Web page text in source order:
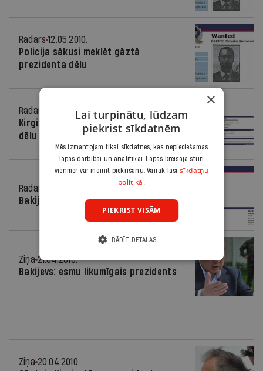
Radars 12.05.2010.
Policija sākusi meklēt gāztā
prezidenta dēlu
Radars
11.05.2010.
Kirgizstāna lūdz apcietināt Bakijeva
dēlu
Radars
Bakijeva dēls atkal ieradies Latvijā
Ziņa 21.04.2010.
Bakijevs: esmu likumīgais prezidents
Ziņa 20.04.2010.
×
Lai turpinātu, lūdzam
piekrist sīkdatnēm
Mēs izmantojam tikai sīkdatnes, kas nepieciešamas
lapas darbībai un analītikai. Lapas kreisajā stūrī
vienmēr var mainīt piekrišanu. Vairāk lasi sīkdatņu
politikā.
PIEKRIST VISĀM
RĀDĪT DETAĻAS